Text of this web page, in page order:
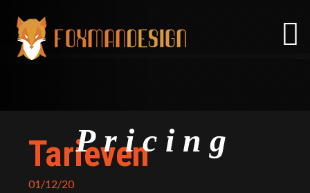
content
Pricing
Tarieven
01/12/20